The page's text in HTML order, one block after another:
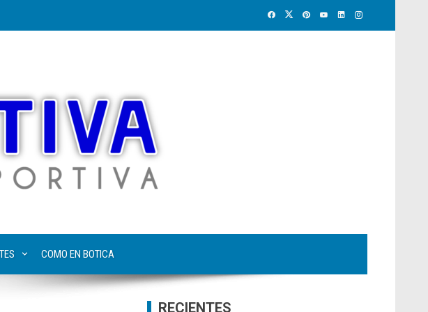
COMO EN BOTICA
RECIENTES